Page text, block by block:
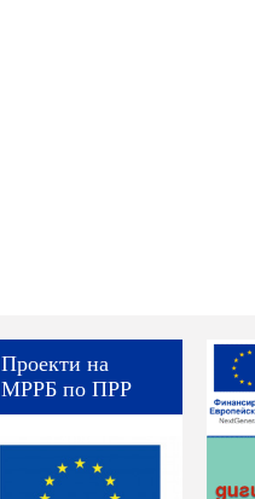
Проекти на
МРРБ по ПРР